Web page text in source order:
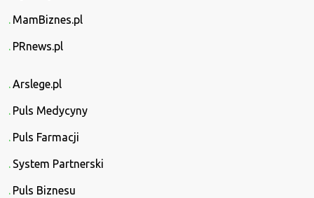
MamBiznes.pl
PRnews.pl
Arslege.pl
Puls Medycyny
Puls Farmacji
System Partnerski
Puls Biznesu